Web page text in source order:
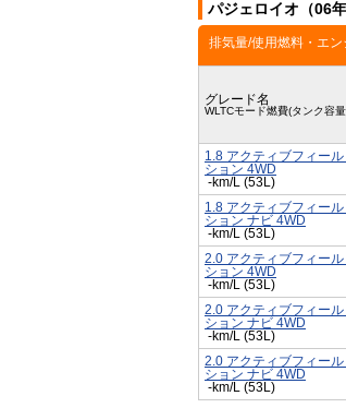
パジェロイオ（06
排気量/使用燃料・エ
グレード名
WLTCモード燃費(タンク容
1.8 アクティブフィール
ション 4WD
-km/L (53L)
1.8 アクティブフィール
ション ナビ 4WD
-km/L (53L)
2.0 アクティブフィール
ション 4WD
-km/L (53L)
2.0 アクティブフィール
ション ナビ 4WD
-km/L (53L)
2.0 アクティブフィール
ション ナビ 4WD
-km/L (53L)